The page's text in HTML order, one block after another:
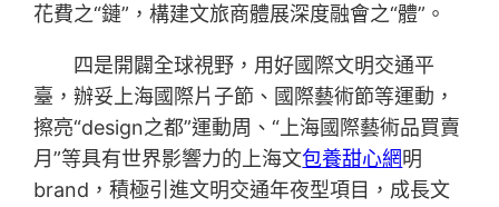
花費之“鏈”，構建文旅商體展深度融會之“體”。
四是開闢全球視野，用好國際文明交通平
臺，辦妥上海國際片子節、國際藝術節等運動，
擦亮“design之都”運動周、“上海國際藝術品買賣
月”等具有世界影響力的上海文包養甜心網明
brand，積極引進文明交通年夜型項目，成長文